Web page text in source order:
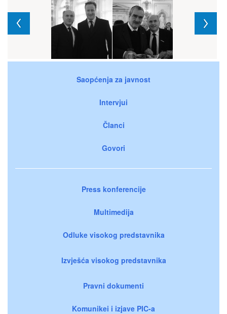
Saopćenja za javnost
Intervjui
Članci
Govori
Press konferencije
Multimedija
Odluke visokog predstavnika
Izvješća visokog predstavnika
Pravni dokumenti
Komunikei i izjave PIC-a